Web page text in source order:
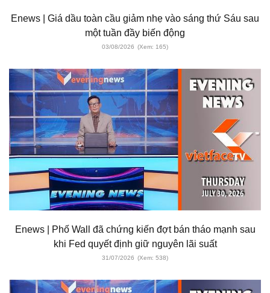
Enews | Giá dầu toàn cầu giảm nhẹ vào sáng thứ Sáu sau
một tuần đầy biến động
03/08/2026 (Xem: 165)
Enews | Phố Wall đã chứng kiến ​​đợt bán tháo mạnh sau
khi Fed quyết định giữ nguyên lãi suất
31/07/2026 (Xem: 538)